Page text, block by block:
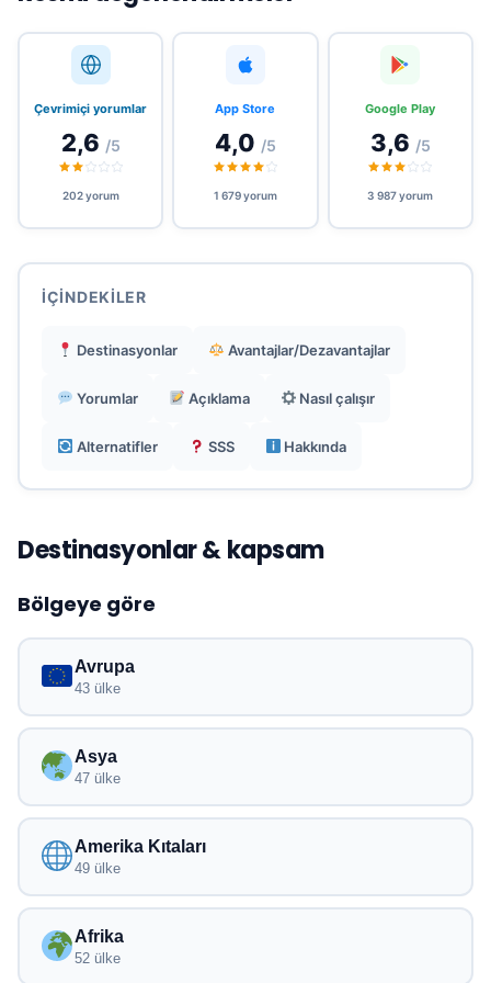
QR kodu/uygulama ile çok kolay aktivasyon,
esnek kullandıkça öde.
SMS/arama/doğrulamalar için numaralar, ekstra
cihaz olmadan ikinci hat.
dahil.
süreler.
Çevrimiçi yorumlar
2,6 /5
202 yorum
App Store
4,0 /5
1 679 yorum
Google Play
3,6 /5
3 987 yorum
İÇINDEKILER
Destinasyonlar Avantajlar/Dezavantajlar
Yorumlar Açıklama Nasıl çalışır
Alternatifler SSS Hakkında
Destinasyonlar & kapsam
Bölgeye göre
Avrupa
43 ülke
Asya
47 ülke
Amerika Kıtaları
49 ülke
Afrika
52 ülke